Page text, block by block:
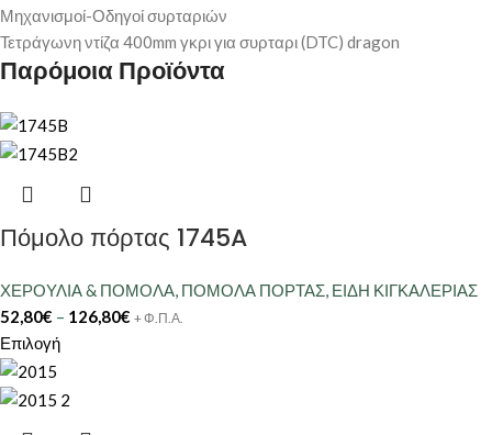
Μηχανισμοί-Οδηγοί συρταριών
Τετράγωνη ντίζα 400mm γκρι για συρταρι (DTC) dragon
Παρόμοια Προϊόντα
Πόμολο πόρτας 1745A
ΧΕΡΟΥΛΙΑ & ΠΟΜΟΛΑ, ΠΟΜΟΛΑ ΠΟΡΤΑΣ, ΕΙΔΗ ΚΙΓΚΑΛΕΡΙΑΣ
52,80€ – 126,80€ + Φ.Π.Α.
Επιλογή